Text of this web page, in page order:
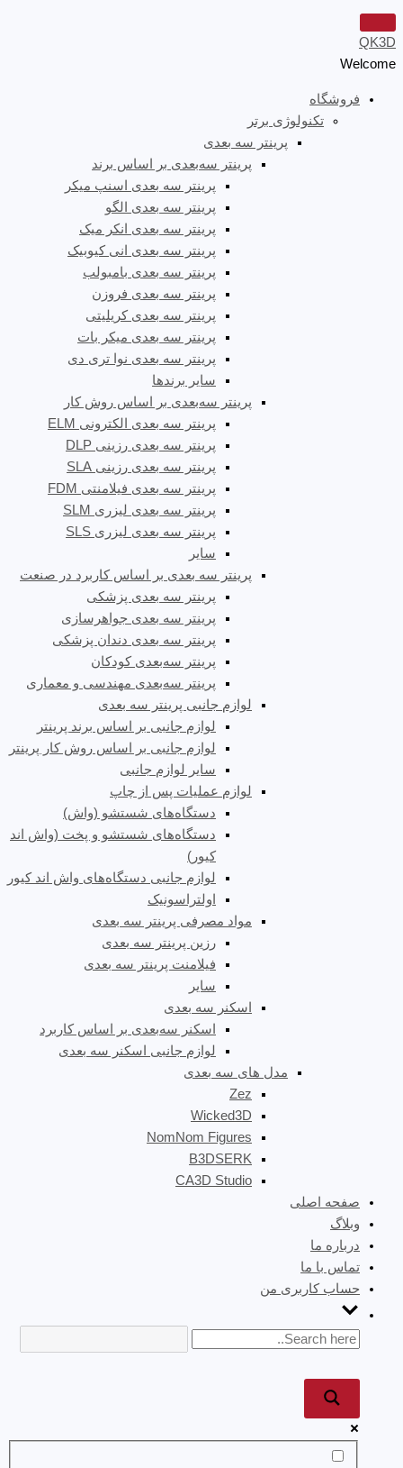
QK3D
Welcome
فروشگاه
تکنولوژی برتر
پرینتر سه‌ بعدی
پرینتر سه‌بعدی بر اساس برند
پرینتر سه بعدی اسنپ میکر
پرینتر سه بعدی الگو
پرینتر سه بعدی انکر میک
پرینتر سه بعدی انی کیوبیک
پرینتر سه بعدی بامبولب
پرینتر سه بعدی فروزن
پرینتر سه بعدی کریلیتی
پرینتر سه بعدی میکر بات
پرینتر سه بعدی نوا تری دی
سایر برندها
پرینتر سه‌بعدی بر اساس روش کار
پرینتر سه بعدی الکترونی ELM
پرینتر سه بعدی رزینی DLP
پرینتر سه بعدی رزینی SLA
پرینتر سه بعدی فیلامنتی FDM
پرینتر سه بعدی لیزری SLM
پرینتر سه بعدی لیزری SLS
سایر
پرینتر سه بعدی بر اساس کاربرد در صنعت
پرینتر سه بعدی پزشکی
پرینتر سه بعدی جواهرسازی
پرینتر سه بعدی دندان پزشکی
پرینتر سه‌بعدی کودکان
پرینتر سه‌بعدی مهندسی و معماری
لوازم جانبی پرینتر سه بعدی
لوازم جانبی بر اساس برند پرینتر
لوازم جانبی بر اساس روش کار پرینتر
سایر لوازم جانبی
لوازم عملیات پس از چاپ
دستگاه‌های شستشو (واش)
دستگاه‌های شستشو و پخت (واش اند
کیور)
لوازم جانبی دستگاه‌های واش اند کیور
اولتراسونیک
مواد مصرفی پرینتر سه بعدی
رزین پرینتر سه بعدی
فیلامنت پرینتر سه بعدی
سایر
اسکنر سه بعدی
اسکنر سه‌بعدی بر اساس کاربرد
لوازم جانبی اسکنر سه بعدی
مدل های سه بعدی
Zez
Wicked3D
NomNom Figures
B3DSERK
CA3D Studio
صفحه اصلی
وبلاگ
درباره ما
تماس با ما
حساب کاربری من